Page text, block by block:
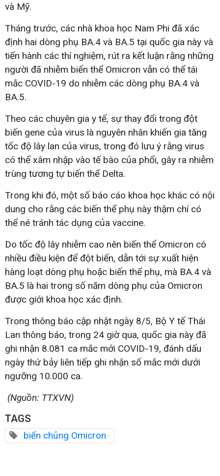
và Mỹ.
Tháng trước, các nhà khoa học Nam Phi đã xác
định hai dòng phụ BA.4 và BA.5 tại quốc gia này và
tiến hành các thí nghiệm, rút ra kết luận rằng những
người đã nhiễm biến thể Omicron vẫn có thể tái
mắc COVID-19 do nhiễm các dòng phụ BA.4 và
BA.5.
Theo các chuyên gia y tế, sự thay đổi trong đột
biến gene của virus là nguyên nhân khiến gia tăng
tốc độ lây lan của virus, trong đó lưu ý rằng virus
có thể xâm nhập vào tế bào của phổi, gây ra nhiễm
trùng tương tự biến thể Delta.
Trong khi đó, một số báo cáo khoa học khác có nội
dung cho rằng các biến thể phụ này thậm chí có
thể né tránh tác dụng của vaccine.
Do tốc độ lây nhiễm cao nên biến thể Omicron có
nhiều điều kiện để đột biến, dẫn tới sự xuất hiện
hàng loạt dòng phụ hoặc biến thể phụ, mà BA.4 và
BA.5 là hai trong số năm dòng phụ của Omicron
được giới khoa học xác định.
Trong thông báo cập nhật ngày 8/5, Bộ Y tế Thái
Lan thông báo, trong 24 giờ qua, quốc gia này đã
ghi nhận 8.081 ca mắc mới COVID-19, đánh dấu
ngày thứ bảy liên tiếp ghi nhận số mắc mới dưới
ngưỡng 10.000 ca.
(Nguồn: TTXVN)
TAGS
biến chủng Omicron